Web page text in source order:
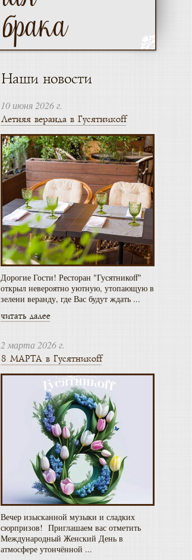
Наши новости
10 июня 2026 г.
Летняя веранда в Гусятникоff
Дорогие Гости! Ресторан "Гусятникоff"
открыл невероятно уютную, утопающую в
зелени веранду, где Вас будут ждать ...
читать далее
2 марта 2026 г.
8 МАРТА в Гусятникоff
Вечер изысканной музыки и сладких
сюрпризов! Приглашаем вас отметить
Международный Женский День в
атмосфере утончённой ...